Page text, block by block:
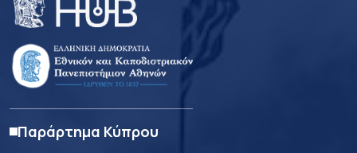
Παράρτημα Κύπρου